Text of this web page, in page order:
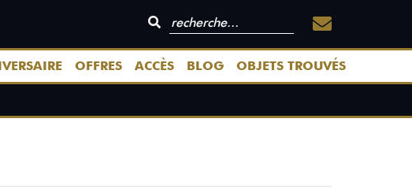
OFFRES ACCÈS BLOG OBJETS TROUVÉS